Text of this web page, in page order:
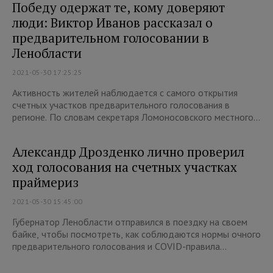
Победу одержат те, кому доверяют
люди: Виктор Иванов рассказал о
предварительном голосовании в
Ленобласти
2021-05-30 17:25:25
Активность жителей наблюдается с самого открытия
счетных участков предварительного голосования в
регионе. По словам секретаря Ломоносовского местного...
Александр Дрозденко лично проверил
ход голосования на счетных участках
праймериз
2021-05-30 15:45:00
Губернатор Ленобласти отправился в поездку на своем
байке, чтобы посмотреть, как соблюдаются нормы очного
предварительного голосования и COVID-правила...